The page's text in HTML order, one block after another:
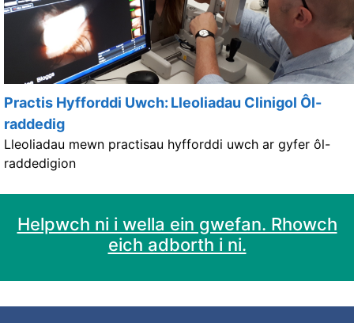
Practis Hyfforddi Uwch: Lleoliadau Clinigol Ôl-
raddedig
Lleoliadau mewn practisau hyfforddi uwch ar gyfer ôl-
raddedigion
Helpwch ni i wella ein gwefan. Rhowch
eich adborth i ni.